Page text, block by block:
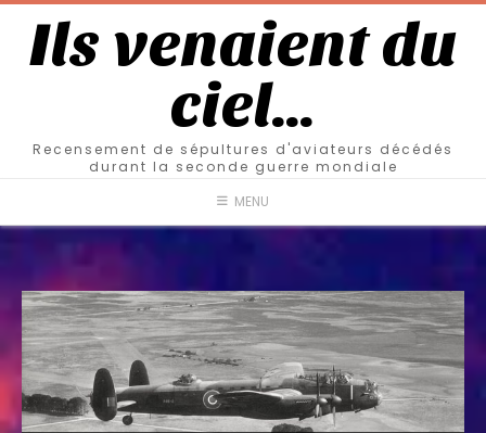
Ils venaient du
ciel…
Recensement de sépultures d'aviateurs décédés
durant la seconde guerre mondiale
MENU